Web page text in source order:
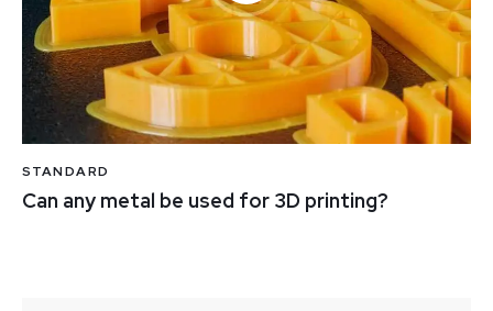
STANDARD
Can any metal be used for 3D printing?